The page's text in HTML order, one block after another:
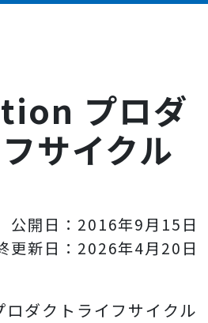
プロダ
サイクル
公開日：2016年9月15日
更新日：2026年4月20日
ダクトライフサイクル